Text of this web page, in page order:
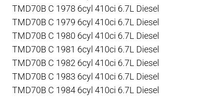
TMD70B C 1978 6cyl 410ci 6.7L Diesel
TMD70B C 1979 6cyl 410ci 6.7L Diesel
TMD70B C 1980 6cyl 410ci 6.7L Diesel
TMD70B C 1981 6cyl 410ci 6.7L Diesel
TMD70B C 1982 6cyl 410ci 6.7L Diesel
TMD70B C 1983 6cyl 410ci 6.7L Diesel
TMD70B C 1984 6cyl 410ci 6.7L Diesel